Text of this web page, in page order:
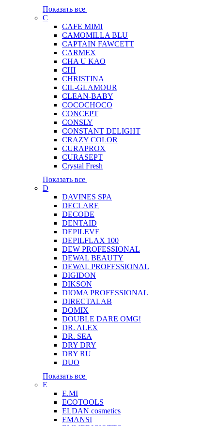
Показать все
C
CAFE MIMI
CAMOMILLA BLU
CAPTAIN FAWCETT
CARMEX
CHA U KAO
CHI
CHRISTINA
CIL-GLAMOUR
CLEAN-BABY
COCOCHOCO
CONCEPT
CONSLY
CONSTANT DELIGHT
CRAZY COLOR
CURAPROX
CURASEPT
Crystal Fresh
Показать все
D
DAVINES SPA
DECLARE
DECODE
DENTAID
DEPILEVE
DEPILFLAX 100
DEW PROFESSIONAL
DEWAL BEAUTY
DEWAL PROFESSIONAL
DIGIDON
DIKSON
DIOMA PROFESSIONAL
DIRECTALAB
DOMIX
DOUBLE DARE OMG!
DR. ALEX
DR. SEA
DRY DRY
DRY RU
DUO
Показать все
E
E.MI
ECOTOOLS
ELDAN cosmetics
EMANSI